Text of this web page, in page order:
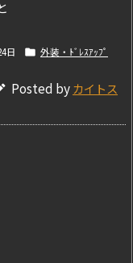
日  外装・ﾄﾞﾚｽｱｯﾌﾟ
Posted byカイトス